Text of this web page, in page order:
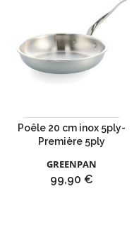
Poêle 20 cm inox 5ply-
Première 5ply
GREENPAN
Prix
99,90 €